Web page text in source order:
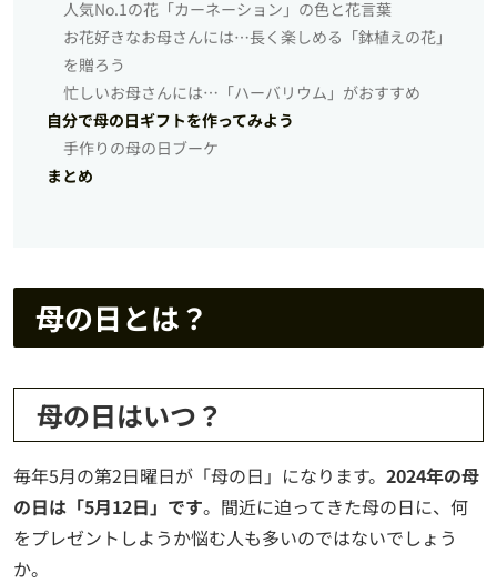
人気No.1の花「カーネーション」の色と花言葉
お花好きなお母さんには…長く楽しめる「鉢植えの花」
を贈ろう
忙しいお母さんには…「ハーバリウム」がおすすめ
自分で母の日ギフトを作ってみよう
手作りの母の日ブーケ
まとめ
母の日とは？
母の日はいつ？
毎年5月の第2日曜日が「母の日」になります。 2024年の母
の日は「5月12日」です。間近に迫ってきた母の日に、何
をプレゼントしようか悩む人も多いのではないでしょう
か。